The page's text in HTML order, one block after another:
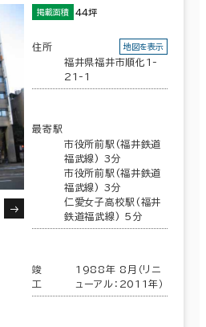
掲載面積 44坪
住所
福井県福井市順化1-
21-1
地図を表示
最寄駅
市役所前駅(福井鉄道
福武線) 3分
市役所前駅(福井鉄道
福武線) 3分
仁愛女子高校駅(福井
鉄道福武線) 5分
竣
工
1988年 8月（リニ
ューアル：2011年）